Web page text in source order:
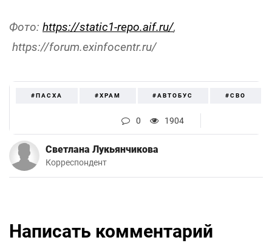
Фото: https://static1-repo.aif.ru/,
https://
#ПАСХА #ХРАМ #АВТОБУС #СВО
0 1904
Светлана Лукьянчикова
Корреспондент
Написать комментарий